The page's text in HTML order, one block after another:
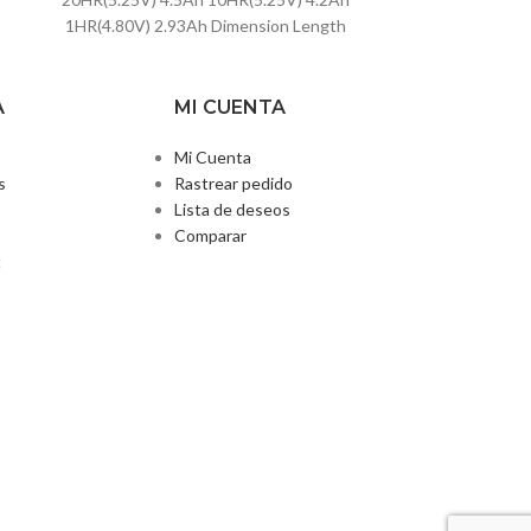
1HR(4.80V) 2.93Ah Dimension Length
101±1mm (3.98inch) Total Height
MI CUENTA
Mi Cuenta
Rastrear pedido
Lista de deseos
Comparar